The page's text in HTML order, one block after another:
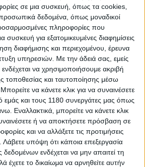
σε μια συσκευή, όπως τα cookies,
δεδομένα, όπως μοναδικοί
πληροφορίες που
συσκευή για εξατομικευμένες διαφημίσεις
διαφήμισης και περιεχομένου, έρευνα
υπηρεσιών. Με την άδειά σας, εμείς
να χρησιμοποιήσουμε ακριβή
τοποθεσίας και ταυτοποίησης μέσω
να κάνετε κλικ για να συναινέσετε
εμάς και τους 1180 συνεργάτες μας όπως
Εναλλακτικά, μπορείτε να κάνετε κλικ
ή να αποκτήσετε πρόσβαση σε
και να αλλάξετε τις προτιμήσεις
Λάβετε υπόψη ότι κάποια επεξεργασία
ενδέχεται να μην απαιτεί τη
έχετε το δικαίωμα να αρνηθείτε αυτήν
μην φτάνοντας στα άκρα,
πλαίσιο, υποπλαίσιο και τροχοί
χρυσοί), ενώ βελτιώνονται και
καταφέρνει, από την άλλη
μπορούσαν να είχαν βάλει